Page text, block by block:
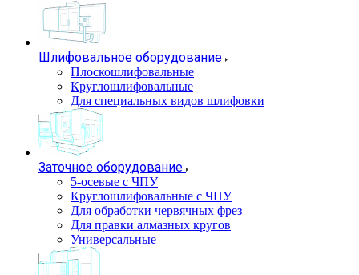
Шлифовальное оборудование
Плоскошлифовальные
Круглошлифовальные
Для специальных видов шлифовки
Заточное оборудование
5-осевые с ЧПУ
Круглошлифовальные с ЧПУ
Для обработки червячных фрез
Для правки алмазных кругов
Универсальные